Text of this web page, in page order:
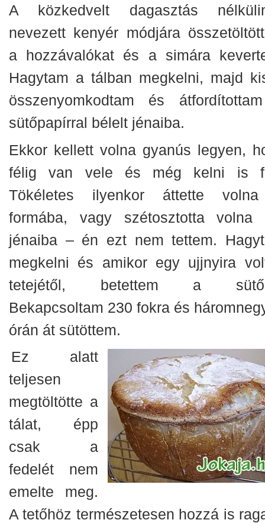
A közkedvelt dagasztás
nevezett kenyér módjára
a hozzávalókat és a simára
Hagytam a tálban megkelni, majd
összenyomkodtam és
sütőpapírral bélelt jénaiba.
Ekkor kellett volna gyanús legyen,
félig van vele és még kelni is
Tökéletes ilyenkor áttette
formába, vagy szétosztotta volna
jénaiba – én ezt nem tettem.
megkelni és amikor egy ujjnyira
tetejétől, betettem a
Bekapcsoltam 230 fokra és
órán át sütöttem.
Ez alatt
teljesen
megtöltötte a
tálat, épp
csak a
fedelét nem
emelte meg.
A tetőhöz természetesen hozzá is